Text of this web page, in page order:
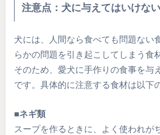
注意点：犬に与えてはいけな
犬には、人間なら食べても問題ない
らかの問題を引き起こしてしまう食
そのため、愛犬に手作りの食事を与
です。具体的に注意する食材は以下
■ネギ類
スープを作るときに、よく使われが